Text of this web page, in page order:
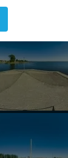
usługi
tej
strony
ich
Ci